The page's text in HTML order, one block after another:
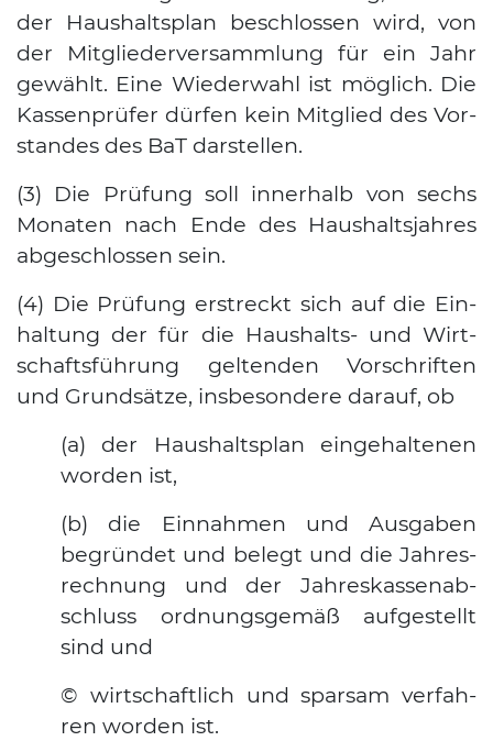
der Haus­halts­plan beschlos­sen wird, von
der Mit­glie­der­ver­samm­lung für ein Jahr
gewählt. Eine Wie­der­wahl ist mög­lich. Die
Kas­sen­prü­fer dür­fen kein Mit­glied des Vor­
stan­des des BaT dar­stel­len.
(3) Die Prü­fung soll inner­halb von sechs
Mona­ten nach Ende des Haus­halts­jah­res
abge­schlos­sen sein.
(4) Die Prü­fung erstreckt sich auf die Ein­
hal­tung der für die Haus­halts- und Wirt­
schafts­füh­rung gel­ten­den Vor­schrif­ten
und Grund­sät­ze, ins­be­son­de­re dar­auf, ob
(a) der Haus­halts­plan ein­ge­hal­te­nen
wor­den ist,
(b) die Ein­nah­men und Aus­ga­ben
begrün­det und belegt und die Jah­res­
rech­nung und der Jah­res­kas­sen­ab­
schluss ord­nungs­ge­mäß auf­ge­stellt
sind und
© wirt­schaft­lich und spar­sam ver­fah­
ren wor­den ist.